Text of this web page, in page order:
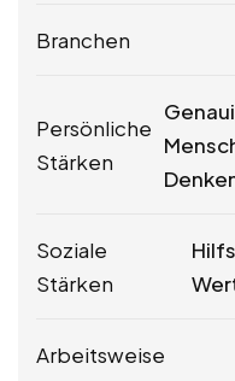
Branchen
Persönliche
Stärken
Soziale
Stärken
Arbeitsweise